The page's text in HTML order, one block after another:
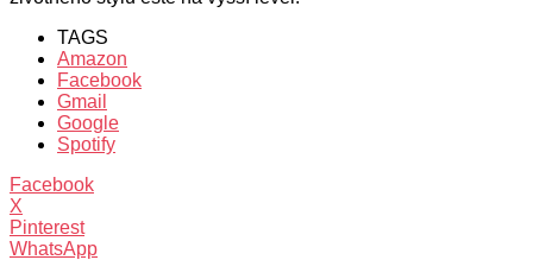
TAGS
Amazon
Facebook
Gmail
Google
Spotify
Facebook
X
Pinterest
WhatsApp